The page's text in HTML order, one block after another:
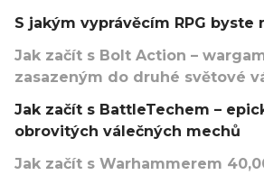
S jakým vyprávěcím RPG byste
Jak začít s Bolt Action –
zasazeným do druhé světové
Jak začít s BattleTechem –
obrovitých válečných mechů
Jak začít s Warhammerem